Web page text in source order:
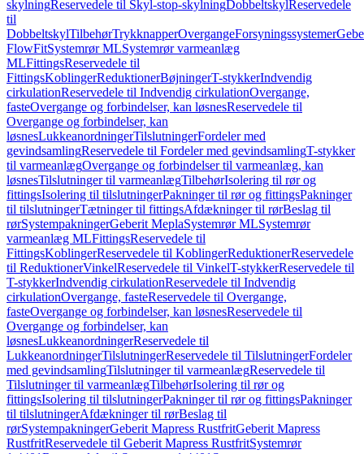
skylningReservedele til Skyl-stop-skylningDobbeltskylReservedele
til
DobbeltskylTilbehørTrykknapperOvergangeForsyningssystemer
FlowFitSystemrør MLSystemrør varmeanlæg
MLFittingsReservedele til
FittingsKoblingerReduktionerBøjningerT-stykkerIndvendig
cirkulationReservedele til Indvendig cirkulationOvergange,
fasteOvergange og forbindelser, kan løsnesReservedele til
Overgange og forbindelser, kan
løsnesLukkeanordningerTilslutningerFordeler med
gevindsamlingReservedele til Fordeler med gevindsamlingT-stykker
til varmeanlægOvergange og forbindelser til varmeanlæg, kan
løsnesTilslutninger til varmeanlægTilbehørIsolering til rør og
fittingsIsolering til tilslutningerPakninger til rør og fittingsPakninger
til tilslutningerTætninger til fittingsAfdækninger til rørBeslag til
rørSystempakningerGeberit MeplaSystemrør MLSystemrør
varmeanlæg MLFittingsReservedele til
FittingsKoblingerReservedele til KoblingerReduktionerReservedele
til ReduktionerVinkelReservedele til VinkelT-stykkerReservedele til
T-stykkerIndvendig cirkulationReservedele til Indvendig
cirkulationOvergange, fasteReservedele til Overgange,
fasteOvergange og forbindelser, kan løsnesReservedele til
Overgange og forbindelser, kan
løsnesLukkeanordningerReservedele til
LukkeanordningerTilslutningerReservedele til TilslutningerFordeler
med gevindsamlingTilslutninger til varmeanlægReservedele til
Tilslutninger til varmeanlægTilbehørIsolering til rør og
fittingsIsolering til tilslutningerPakninger til rør og fittingsPakninger
til tilslutningerAfdækninger til rørBeslag til
rørSystempakningerGeberit Mapress RustfritGeberit Mapress
RustfritReservedele til Geberit Mapress RustfritSystemrør